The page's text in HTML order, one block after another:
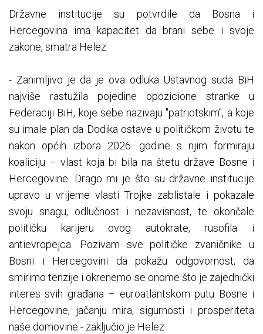
Državne institucije su potvrdile da Bosna i
Hercegovina ima kapacitet da brani sebe i svoje
zakone, smatra Helez.
- Zanimljivo je da je ova odluka Ustavnog suda BiH
najviše rastužila pojedine opozicione stranke u
Federaciji BiH, koje sebe nazivaju "patriotskim", a koje
su imale plan da Dodika ostave u političkom životu te
nakon općih izbora 2026. godine s njim formiraju
koaliciju – vlast koja bi bila na štetu države Bosne i
Hercegovine. Drago mi je što su državne institucije
upravo u vrijeme vlasti Trojke zablistale i pokazale
svoju snagu, odlučnost i nezavisnost, te okončale
političku karijeru ovog autokrate, rusofila i
antievropejca. Pozivam sve političke zvaničnike u
Bosni i Hercegovini da pokažu odgovornost, da
smirimo tenzije i okrenemo se onome što je zajednički
interes svih građana – euroatlantskom putu Bosne i
Hercegovine, jačanju mira, sigurnosti i prosperiteta
naše domovine - zaključio je Helez.